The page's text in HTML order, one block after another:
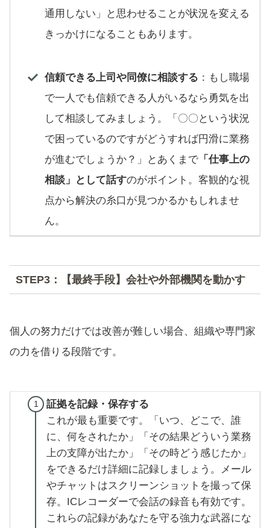
通用しない」と思わせることが状況を変える
きっかけになることもあります。
信頼できる上司や同僚に相談する ：もし職場
で一人でも信頼できる人がいるなら勇気を出
して相談してみましょう。「〇〇という状況
で困っているのですがどうすれば円滑に業務
が進むでしょうか？」とあくまで「仕事上の
相談」として話すのがポイント。客観的な視
点から解決の糸口が見つかるかもしれませ
ん。
STEP3：【最終手段】会社や外部機関を動かす
個人の努力だけでは改善が難しい場合、組織や専門家
の力を借りる段階です。
証拠を記録・保存する
これが最も重要です。「いつ、どこで、誰
に、何をされたか」「その結果どういう業務
上の支障が出たか」「その時どう感じたか」
をできるだけ詳細に記録しましょう。メール
やチャットはスクリーンショットを撮って保
存。ICレコーダーで会話の録音も有効です。
これらの記録があなたを守る強力な武器にな